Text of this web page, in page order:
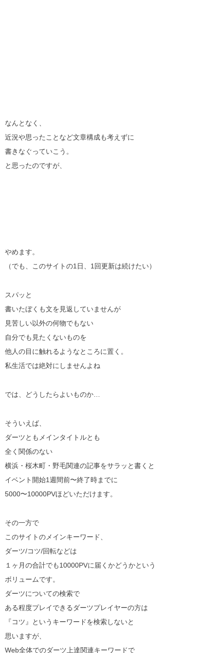
なんとなく、
近況や思ったことなど文章構成も考えずに
書きなぐっていこう。
と思ったのですが、
やめます。
（でも、このサイトの1日、1回更新は続けたい）
スパッと
書いたぼくも文を見返していませんが
見苦しい以外の何物でもない
自分でも見たくないものを
他人の目に触れるようなところに置く。
私生活では絶対にしませんよね
では、どうしたらよいものか…
そういえば、
ダーツともメインタイトルとも
全く関係のない
横浜・桜木町・野毛関連の記事をサラッと書くと
イベント開始1週間前〜終了時までに
5000〜10000PVほどいただけます。
その一方で
このサイトのメインキーワード、
ダーツ/コツ/回転などは
１ヶ月の合計でも10000PVに届くかどうかという
ボリュームです。
ダーツについての検索で
ある程度プレイできるダーツプレイヤーの方は
『コツ』というキーワードを検索しないと
思いますが、
Web全体でのダーツ上達関連キーワードで